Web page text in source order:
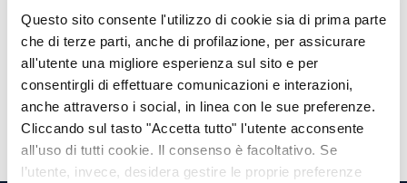
Questo sito consente l'utilizzo di cookie sia di prima parte
che di terze parti, anche di profilazione, per assicurare
all'utente una migliore esperienza sul sito e per
consentirgli di effettuare comunicazioni e interazioni,
anche attraverso i social, in linea con le sue preferenze.
Cliccando sul tasto "Accetta tutto" l'utente acconsente
all'uso di tutti cookie. Il consenso è facoltativo. Se
l’utente, invece, desidera gestire le proprie preferenze
Daproducts
LU0282719219
06/08/2026
Daproducts